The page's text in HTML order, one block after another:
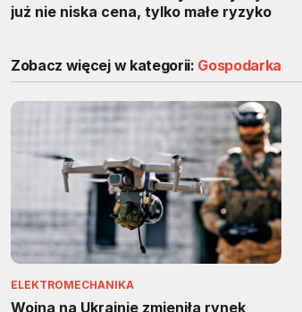
już nie niska cena, tylko małe ryzyko
Zobacz więcej w kategorii: Gospodarka
ELEKTROMECHANIKA
Wojna na Ukrainie zmieniła rynek